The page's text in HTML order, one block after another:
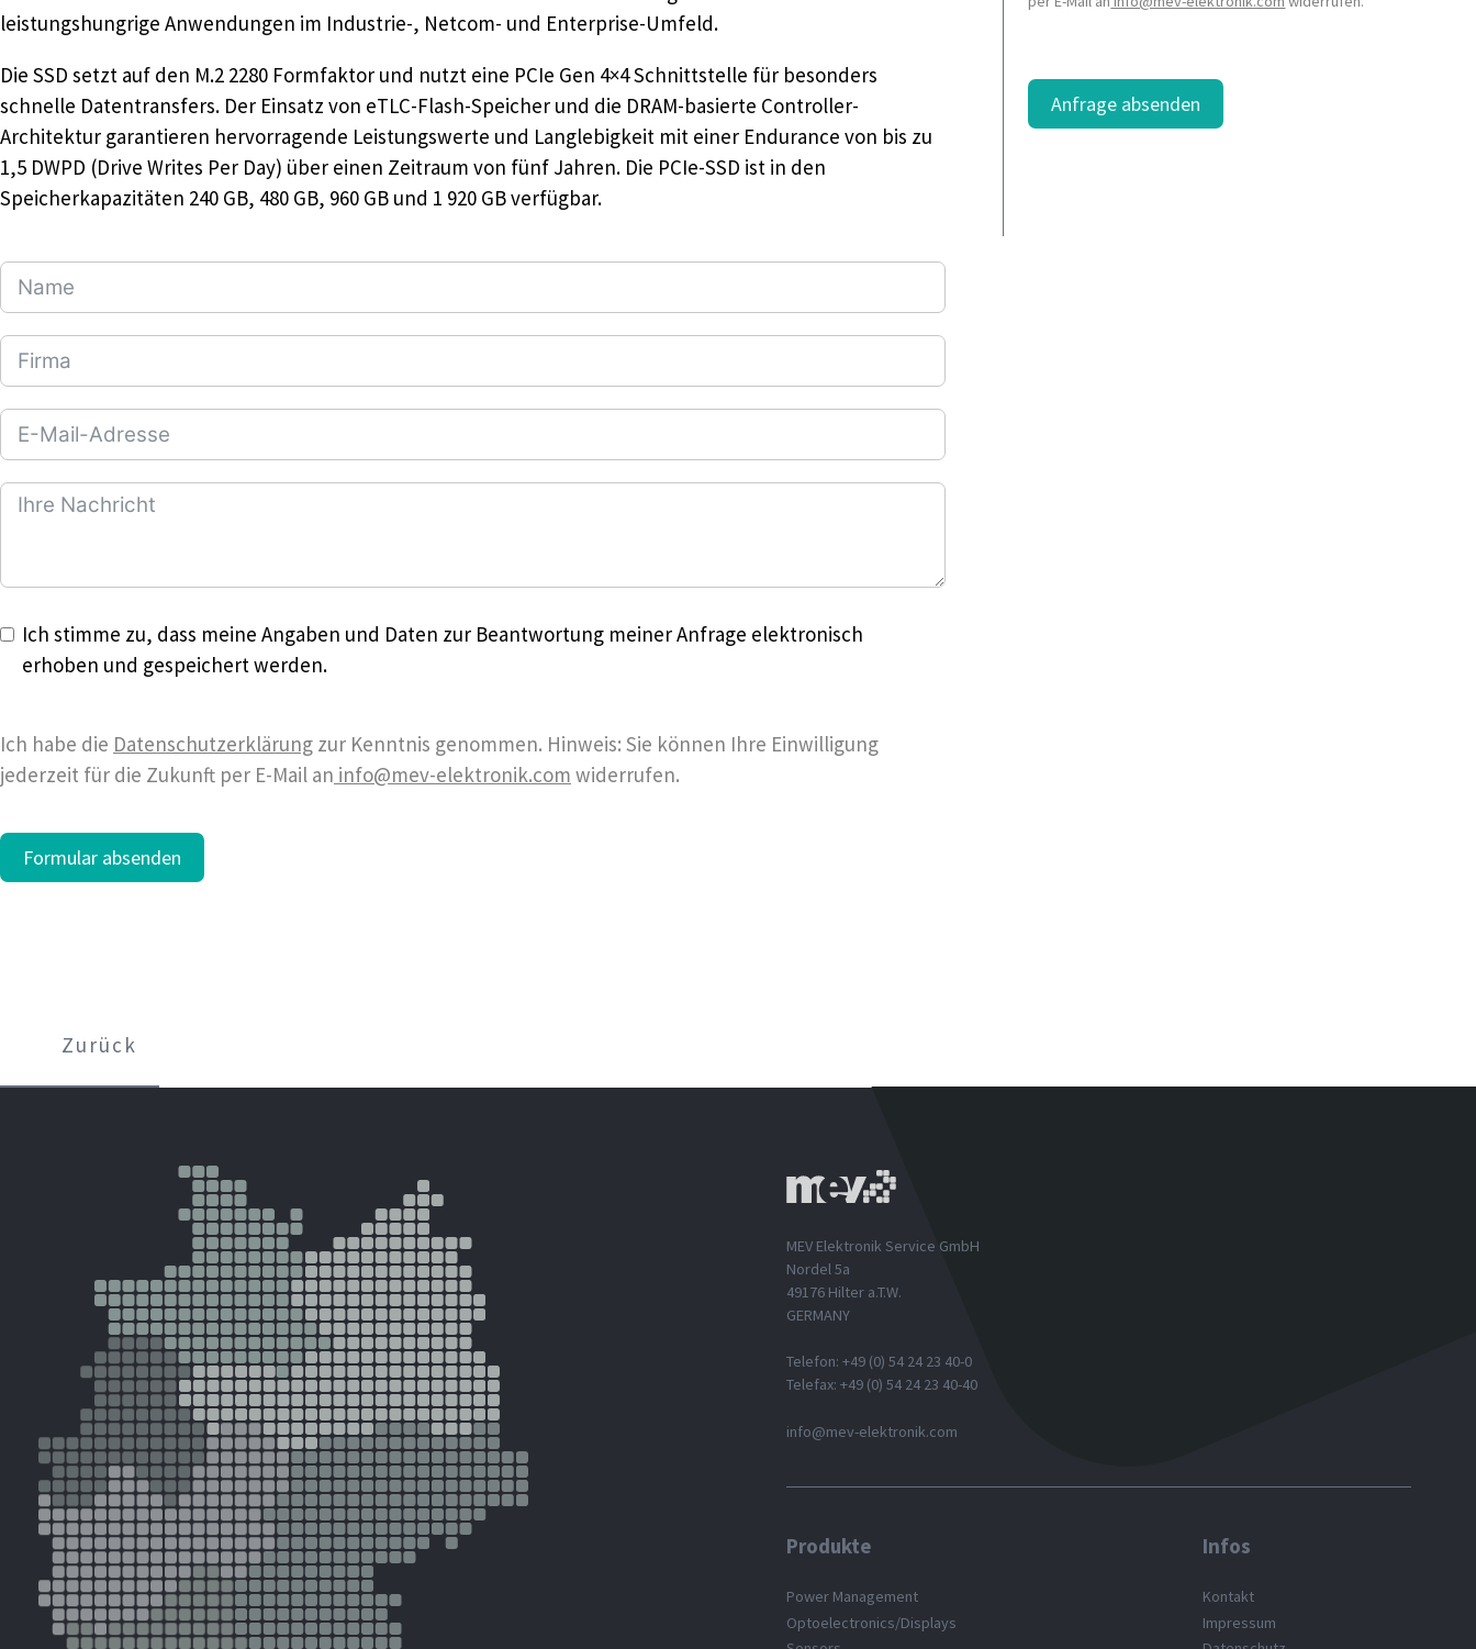
leistungshungrige Anwendungen im Industrie-, Netcom- und Enterprise-Umfeld.
Die SSD setzt auf den M.2 2280 Formfaktor und nutzt eine PCIe Gen 4×4 Schnittstelle für besonders
schnelle Datentransfers. Der Einsatz von eTLC-Flash-Speicher und die DRAM-basierte Controller-
Architektur garantieren hervorragende Leistungswerte und Langlebigkeit mit einer Endurance von bis zu
1,5 DWPD (Drive Writes Per Day) über einen Zeitraum von fünf Jahren. Die PCIe-SSD ist in den
Speicherkapazitäten 240 GB, 480 GB, 960 GB und 1 920 GB verfügbar.
Ich stimme zu, dass meine Angaben und Daten zur Beantwortung meiner Anfrage elektronisch
erhoben und gespeichert werden.
Ich habe die Datenschutzerklärung zur Kenntnis genommen. Hinweis: Sie können Ihre Einwilligung
jederzeit für die Zukunft per E-Mail an info@mev-elektronik.com widerrufen.
Formular absenden
Anfrage absenden
Zurück
MEV Elektronik Service GmbH
Nordel 5a
49176 Hilter a.T.W.
GERMANY
Telefon: +49 (0) 54 24 23 40-0
Telefax: +49 (0) 54 24 23 40-40
info@mev-elektronik.com
Produkte
Power Management
Optoelectronics/Displays
Infos
Kontakt
Impressum